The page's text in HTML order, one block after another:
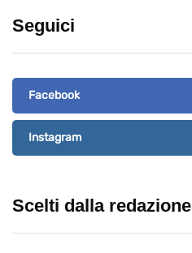
Seguici
Facebook
Instagram
Scelti dalla redazione